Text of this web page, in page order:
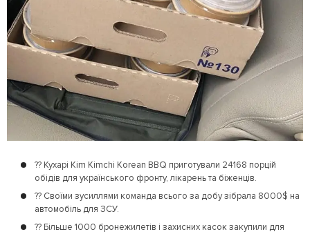
?? Кухарі Kim Kimchi Korean BBQ приготували 24168 порцій
обідів для українського фронту, лікарень та біженців.
?? Своїми зусиллями команда всього за добу зібрала 8000$ на
автомобіль для ЗСУ.
?? Більше 1000 бронежилетів і захисних касок закупили для